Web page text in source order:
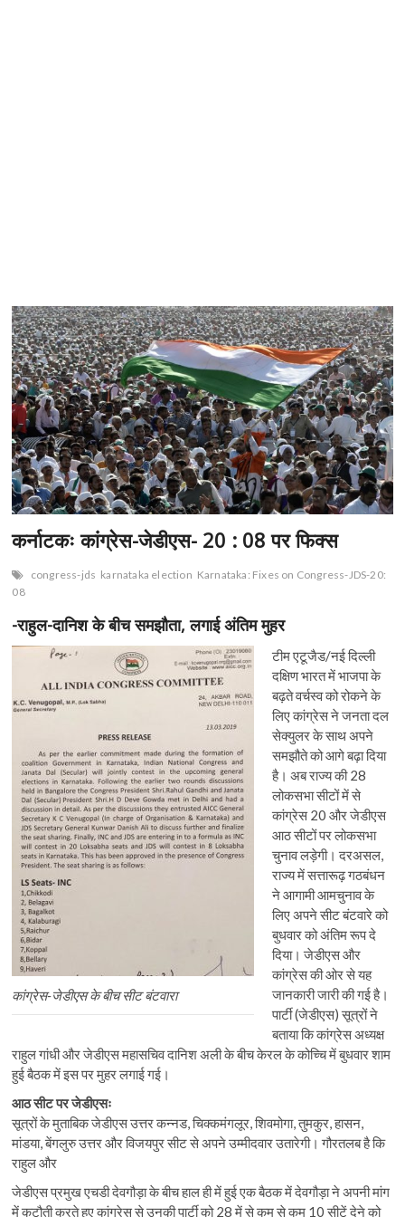
कर्नाटकः कांग्रेस-जेडीएस- 20 : 08 पर फिक्स
congress-jds karnataka election Karnataka: Fixes on Congress-JDS-20:
08
-राहुल-दानिश के बीच समझौता, लगाई अंतिम मुहर
कांग्रेस-जेडीएस के बीच सीट बंटवारा
टीम एटूजैड/नई दिल्ली
दक्षिण भारत में भाजपा के
बढ़ते वर्चस्व को रोकने के
लिए कांग्रेस ने जनता दल
सेक्युलर के साथ अपने
समझौते को आगे बढ़ा दिया
है। अब राज्य की 28
लोकसभा सीटों में से
कांग्रेस 20 और जेडीएस
आठ सीटों पर लोकसभा
चुनाव लड़ेगी। दरअसल,
राज्य में सत्तारूढ़ गठबंधन
ने आगामी आमचुनाव के
लिए अपने सीट बंटवारे को
बुधवार को अंतिम रूप दे
दिया। जेडीएस और
कांग्रेस की ओर से यह
जानकारी जारी की गई है।
पार्टी (जेडीएस) सूत्रों ने
बताया कि कांग्रेस अध्यक्ष
राहुल गांधी और जेडीएस महासचिव दानिश अली के बीच केरल के कोच्चि में बुधवार शाम
हुई बैठक में इस पर मुहर लगाई गई।
आठ सीट पर जेडीएसः
सूत्रों के मुताबिक जेडीएस उत्तर कन्नड, चिक्कमंगलूर, शिवमोगा, तुमकुर, हासन,
मांडया, बेंगलुरु उत्तर और विजयपुर सीट से अपने उम्मीदवार उतारेगी। गौरतलब है कि
राहुल और
जेडीएस प्रमुख एचडी देवगौड़ा के बीच हाल ही में हुई एक बैठक में देवगौड़ा ने अपनी मांग
में कटौती करते हुए कांग्रेस से उनकी पार्टी को 28 में से कम से कम 10 सीटें देने को